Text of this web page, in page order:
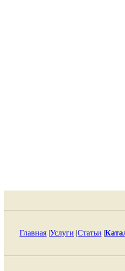
Главная |Услуги |Статьи |